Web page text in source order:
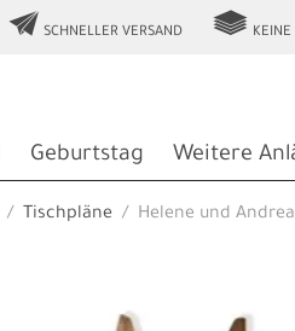
e SCHNELLER VERSAND g
Geburtstag Weitere
Tischpläne Helene und